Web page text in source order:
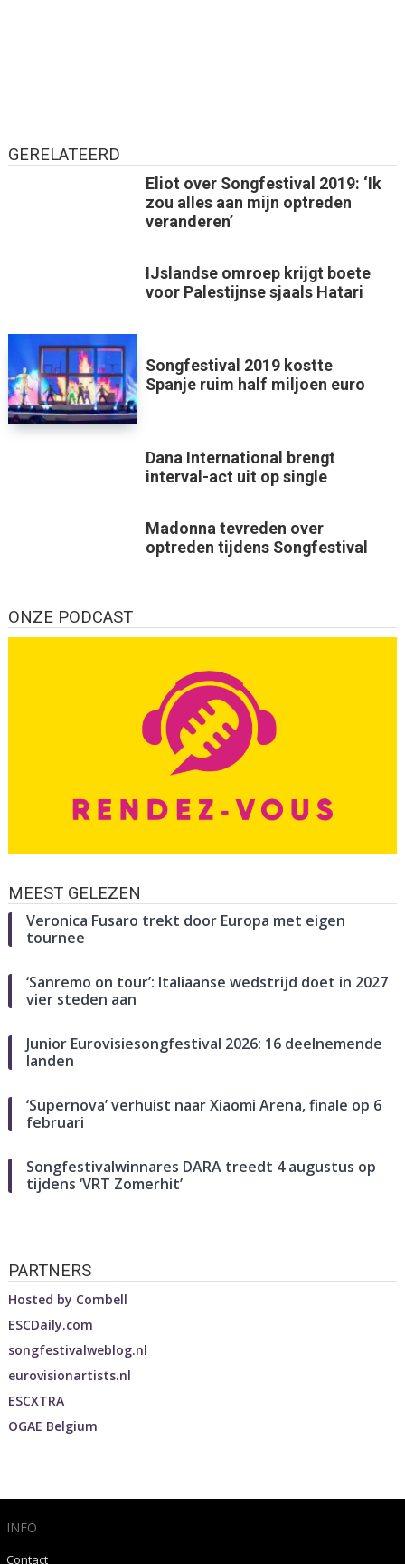
GERELATEERD
Eliot over Songfestival 2019: ‘Ik
zou alles aan mijn optreden
veranderen’
IJslandse omroep krijgt boete
voor Palestijnse sjaals Hatari
Songfestival 2019 kostte
Spanje ruim half miljoen euro
Dana International brengt
interval-act uit op single
Madonna tevreden over
optreden tijdens Songfestival
ONZE PODCAST
MEEST GELEZEN
Veronica Fusaro trekt door Europa met eigen
tournee
‘Sanremo on tour’: Italiaanse wedstrijd doet in 2027
vier steden aan
Junior Eurovisiesongfestival 2026: 16 deelnemende
landen
‘Supernova’ verhuist naar Xiaomi Arena, finale op 6
februari
Songfestivalwinnares DARA treedt 4 augustus op
tijdens ‘VRT Zomerhit’
PARTNERS
Hosted by Combell
ESCDaily.com
songfestivalweblog.nl
eurovisionartists.nl
ESCXTRA
OGAE Belgium
INFO
Contact